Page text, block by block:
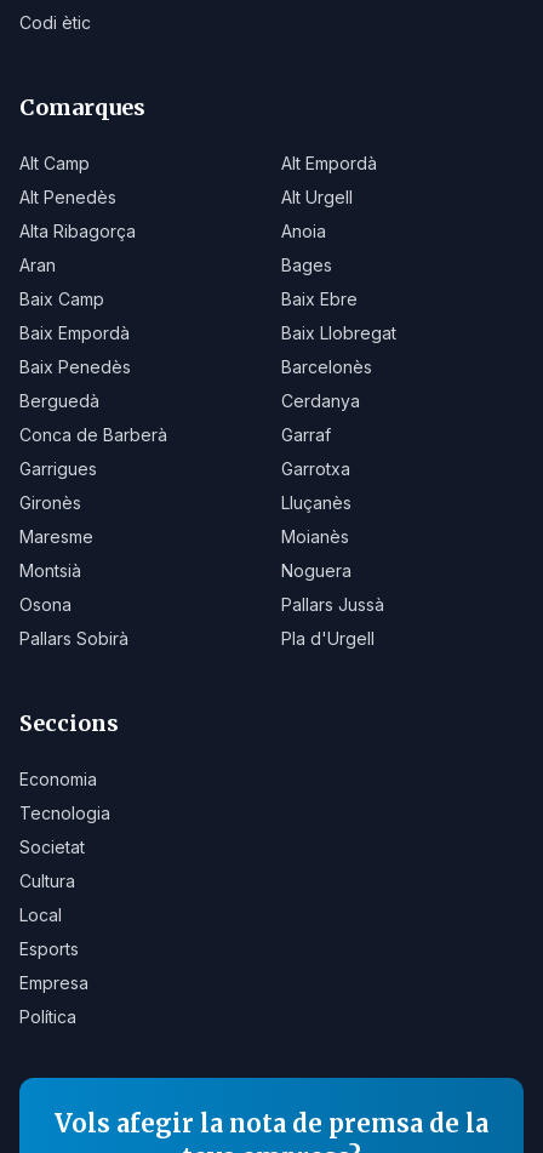
Codi ètic
Comarques
Alt Camp
Alt Empordà
Alt Penedès
Alt Urgell
Alta Ribagorça
Anoia
Aran
Bages
Baix Camp
Baix Ebre
Baix Empordà
Baix Llobregat
Baix Penedès
Barcelonès
Berguedà
Cerdanya
Conca de Barberà
Garraf
Garrigues
Garrotxa
Gironès
Lluçanès
Maresme
Moianès
Montsià
Noguera
Osona
Pallars Jussà
Pallars Sobirà
Pla d'Urgell
Seccions
Economia
Tecnologia
Societat
Cultura
Local
Esports
Empresa
Política
Vols afegir la nota de premsa de la